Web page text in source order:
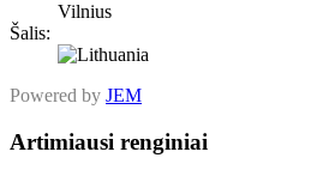
Vilnius
Šalis:
Powered by JEM
Artimiausi renginiai